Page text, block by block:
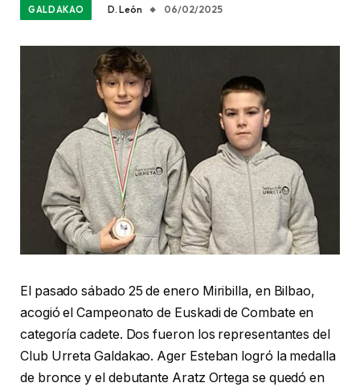
GALDAKAO D. León 06/02/2025
El pasado sábado 25 de enero Miribilla, en Bilbao,
acogió el Campeonato de Euskadi de Combate en
categoría cadete. Dos fueron los representantes del
Club Urreta Galdakao. Ager Esteban logró la medalla
de bronce y el debutante Aratz Ortega se quedó en